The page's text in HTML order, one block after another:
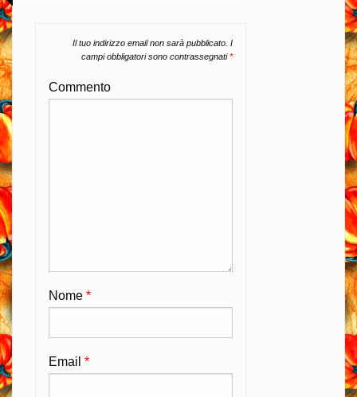
Il tuo indirizzo email non sarà pubblicato. I
campi obbligatori sono contrassegnati*
Commento
Nome *
Email *